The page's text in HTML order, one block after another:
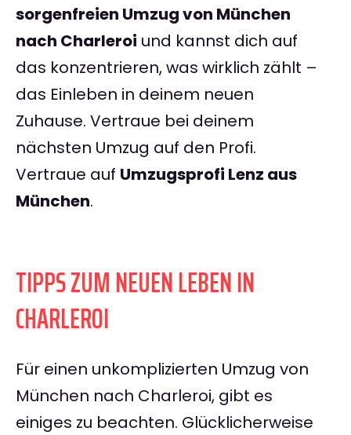
sorgenfreien Umzug von München
nach Charleroi und kannst dich auf
das konzentrieren, was wirklich zählt –
das Einleben in deinem neuen
Zuhause. Vertraue bei deinem
nächsten Umzug auf den Profi.
Vertraue auf Umzugsprofi Lenz aus
München.
TIPPS ZUM NEUEN LEBEN IN
CHARLEROI
Für einen unkomplizierten Umzug von
München nach Charleroi, gibt es
einiges zu beachten. Glücklicherweise